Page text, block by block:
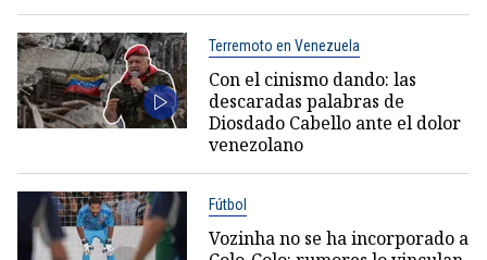
Terremoto en Venezuela
Con el cinismo dando: las
descaradas palabras de
Diosdado Cabello ante el dolor
venezolano
Fútbol
Vozinha no se ha incorporado a